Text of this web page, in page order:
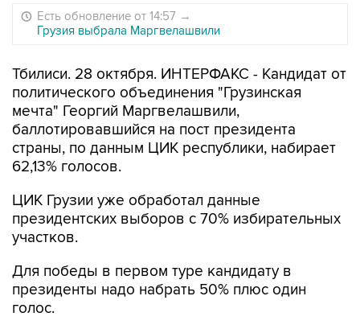
Есть обновление от 14:57 →
Грузия выбрала Маргвелашвили
Тбилиси. 28 октября. ИНТЕРФАКС - Кандидат от
политического объединения "Грузинская
мечта" Георгий Маргвелашвили,
баллотировавшийся на пост президента
страны, по данным ЦИК республики, набирает
62,13% голосов.
ЦИК Грузии уже обработал данные
президентских выборов с 70% избирательных
участков.
Для победы в первом туре кандидату в
президенты надо набрать 50% плюс один
голос.